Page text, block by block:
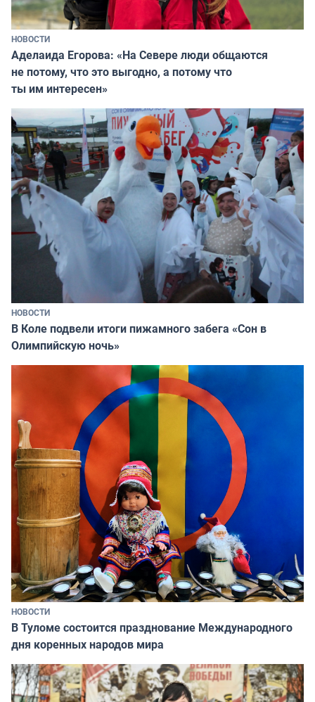
НОВОСТИ
Аделаида Егорова: «На Севере люди общаются
не потому, что это выгодно, а потому что
ты им интересен»
НОВОСТИ
В Коле подвели итоги пижамного забега «Сон в
Олимпийскую ночь»
НОВОСТИ
В Туломе состоится празднование Международного
дня коренных народов мира